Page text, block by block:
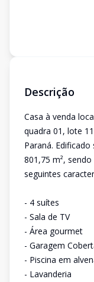
Descrição
Casa à venda
quadra 01, lote
Paraná.
801,75 m²,
seguintes
- 4 suítes
- Sala de TV
- Área gourmet
- Garagem
- Piscina em
- Lavanderia